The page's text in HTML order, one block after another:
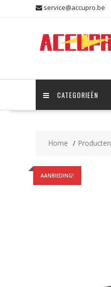
service@accupro.be
CATEGORIEËN
Home Producten
AANBIEDING!